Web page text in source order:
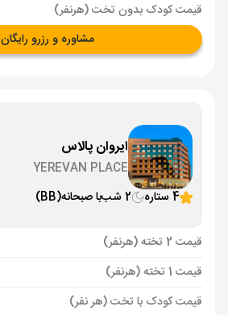
قیمت کودک بدون تخت (هرنفر)
مشاوره و رزرو رایگان
ایروان پالاس
YEREVAN PLACE
4 ستاره
2 شب با صبحانه(BB)
قیمت 2 تخته (هرنفر)
قیمت 1 تخته (هرنفر)
قیمت کودک با تخت (هر نفر)